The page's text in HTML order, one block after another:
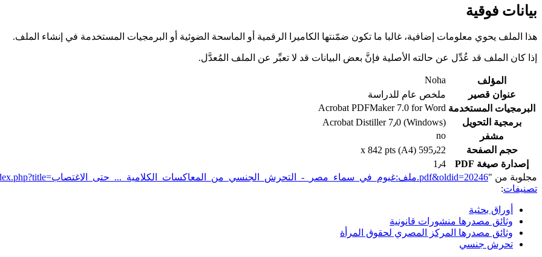
بيانات فوقية
هذا الملف يحوي معلومات إضافية، غالبا ما تكون ضمّنتها الكاميرا الرقمية أو الماسحة الضوئية أو البرمجيات المستخدمة في إنشاء الملف.
إذا كان الملف قد عُدِّل عن حالته الأصلية فإنَّ بعض البيانات قد لا تعبِّر عن الملف المُعدَّل.
المؤلف
Noha
عنوان قصير
ملخص عام للدراسة
البرمجيات المستخدمة Acrobat PDFMaker 7.0 for Word
برمجية التحويل
Acrobat Distiller 7٫0 (Windows)
مشفر
no
حجم الصفحة
595٫22 x 842 pts (A4)
إصدارة صيغة PDF
1٫4
مجلوبة من "https://genderiyya.xyz/mw/index.php?title=ملف:غيوم_في_سماء_مصر_-_التحرش_الجنسي_من_المعاكسات_الكلامية_..._حتى_الاغتصاب.pdf&oldid=20246
تصنيفات:
أوراق بحثية
وثائق مصدرها منشورات قانونية
وثائق مصدرها المركز المصري لحقوق المرأة
تحرش جنسي